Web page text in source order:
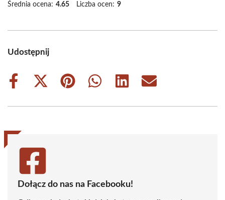
Średnia ocena: 4.65 Liczba ocen: 9
Udostępnij
Share
Share
(Twitter)
Share
Share
Share
Share
Dołącz do nas na Facebooku!